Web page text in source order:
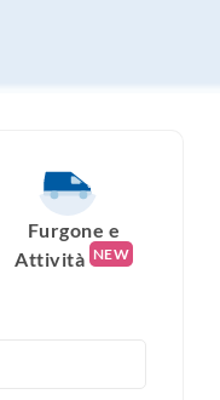
Furgone e
Attività NEW